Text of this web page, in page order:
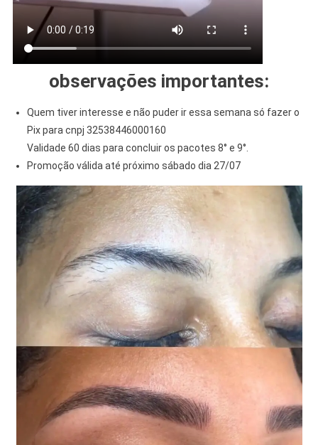
observações importantes:
Quem tiver interesse e não puder ir essa semana só fazer o
Pix para cnpj 32538446000160
Validade 60 dias para concluir os pacotes 8° e 9°.
Promoção válida até próximo sábado dia 27/07